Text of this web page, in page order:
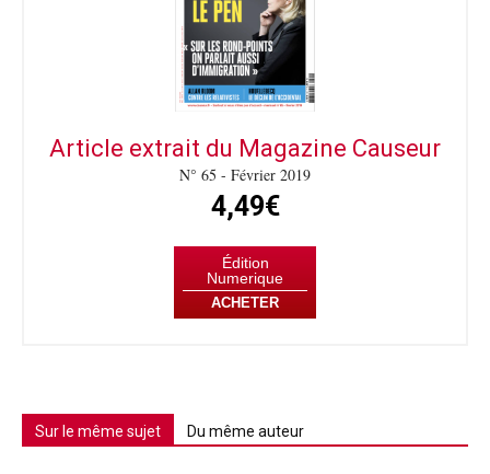
Article extrait du Magazine Causeur
N° 65 - Février 2019
4,49€
Édition
Numerique
ACHETER
Sur le même sujet Du même auteur